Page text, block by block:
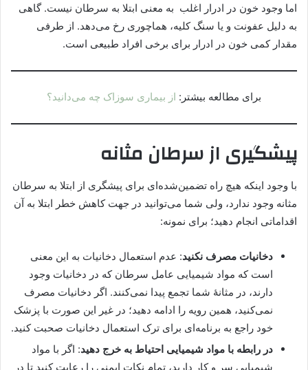
اما وجود خون در ادرار اغلب به معنی ابتلا به سرطان نیست. گاهی
به دلیل عفونت و یا سنگ کلیه، هماچوری رخ می‌دهد. از طرفی
مقدار کمی خون در ادرار برای برخی افراد طبیعی است.
برای مطالعه بیشتر: از بیماری سوزاک چه می‌دانید؟
پیشگیری از سرطان مثانه
با وجود اینکه هیچ راه تضمین‌شده‌ای برای پیشگری از ابتلا به سرطان
مثانه وجود ندارد، ولی شما می‌توانید در جهت کاهش خطر ابتلا به آن
اقداماتی انجام دهید؛ برای نمونه:
دخانیات مصرف نکنید: عدم استعمال دخانیات به این معنی
است که مواد شیمیایی عامل سرطان که در دخانیات وجود
دارند، در مثانه‌ٔ شما تجمع پیدا نمی‌کنند. اگر دخانیات مصرف
نمی‌کنید، همین رویه را ادامه دهید؛ در غیر این صورت با پزشک
خود راجع به برنامه‌ای برای ترک استعمال دخانیات صحبت کنید.
در رابطه با مواد شیمیایی احتیاط به خرج دهید: اگر با مواد
شیمیایی سر و کار دارید، تمام نکات ایمنی را رعایت کنید تا در